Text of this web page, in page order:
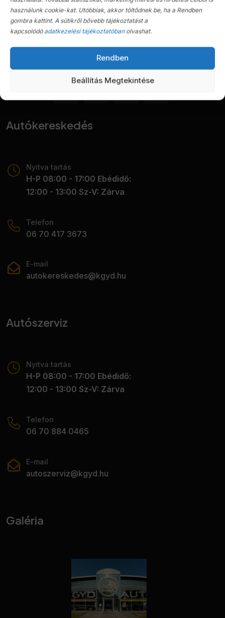
használunk cookie-kat. Utóbbiak, akkor töltődnek be, ha a Rendben
gombra kattint. A sütikről bővebb tájékoztatást a
kapcsolódó adatkezelési tájékoztatóbanolvashat.
Rendben
Beállítás Megtekintése
KGYD Autókereskedés, szerviz, import és tartós
Autókereskedés
Nyitva tartás
H-P 08:00 - 17:00 Ebédidő:
12:00 - 13:00 Sz-V: Zárva
Telefon
06 70 417 3673
E-mail
autokereskedes@kgyd.hu
Autószerviz
Nyitva tartás
H-P 08:00 - 17:00 Ebédidő:
12:00 - 13:00 Sz-V: Zárva
Telefon
06 70 884 0465
E-mail
autoszerviz@kgyd.hu
Galéria